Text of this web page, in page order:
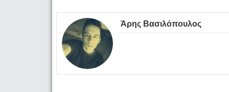
Άρης Βασιλόπουλος